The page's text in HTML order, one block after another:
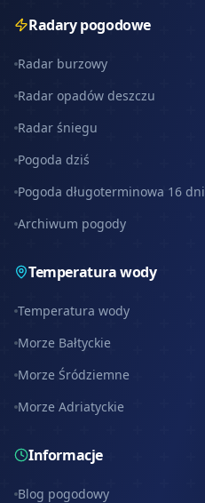
Radary pogodowe
Radar burzowy
Radar opadów deszczu
Radar śniegu
Pogoda dziś
Pogoda długoterminowa 16 dni
Archiwum pogody
Temperatura wody
Temperatura wody
Morze Bałtyckie
Morze Śródziemne
Morze Adriatyckie
Informacje
Blog pogodowy